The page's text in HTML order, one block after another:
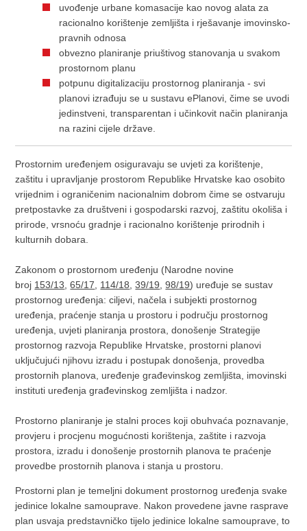
uvođenje urbane komasacije kao novog alata za
racionalno korištenje zemljišta i rješavanje imovinsko-
pravnih odnosa
obvezno planiranje priuštivog stanovanja u svakom
prostornom planu
potpunu digitalizaciju prostornog planiranja - svi
planovi izrađuju se u sustavu ePlanovi, čime se uvodi
jedinstveni, transparentan i učinkovit način planiranja
na razini cijele države.
Prostornim uređenjem osiguravaju se uvjeti za korištenje,
zaštitu i upravljanje prostorom Republike Hrvatske kao osobito
vrijednim i ograničenim nacionalnim dobrom čime se ostvaruju
pretpostavke za društveni i gospodarski razvoj, zaštitu okoliša i
prirode, vrsnoću gradnje i racionalno korištenje prirodnih i
kulturnih dobara.
Zakonom o prostornom uređenju (Narodne novine
broj 153/13 ,65/17 114/18 ,39/19 ,98/19) uređuje se sustav
prostornog uređenja: ciljevi, načela i subjekti prostornog
uređenja, praćenje stanja u prostoru i području prostornog
uređenja, uvjeti planiranja prostora, donošenje Strategije
prostornog razvoja Republike Hrvatske, prostorni planovi
uključujući njihovu izradu i postupak donošenja, provedba
prostornih planova, uređenje građevinskog zemljišta, imovinski
instituti uređenja građevinskog zemljišta i nadzor.
Prostorno planiranje je stalni proces koji obuhvaća poznavanje,
provjeru i procjenu mogućnosti korištenja, zaštite i razvoja
prostora, izradu i donošenje prostornih planova te praćenje
provedbe prostornih planova i stanja u prostoru.
Prostorni plan je temeljni dokument prostornog uređenja svake
jedinice lokalne samouprave. Nakon provedene javne rasprave
plan usvaja predstavničko tijelo jedinice lokalne samouprave, to